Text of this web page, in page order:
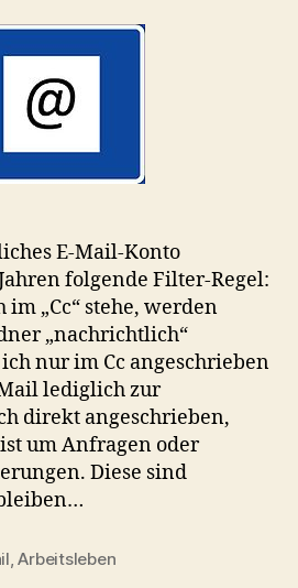
E-Mail-Konto
folgende Filter-Regel:
„Cc“ stehe, werden
„nachrichtlich“
nur im Cc angeschrieben
lediglich zur
direkt angeschrieben,
um Anfragen oder
Diese sind
,Arbeitsleben